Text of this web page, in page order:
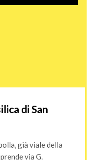
di San
già viale della
via G.